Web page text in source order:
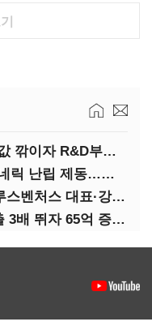
[IB토마토](약가 대수술)②약값 깎이자 R&D부터 축소…제약업계 비상경영 돌입
[IB토마토](약가 대수술)①제네릭 난립 제동…중소 제약사 수익성 비상
[IB토마토](IB&피플)최진용 루스벤처스 대표·강승순 이사
[IB토마토]그린생명과학, 매출 3배 뛰자 65억 증설…상위 2곳 의존도 82%